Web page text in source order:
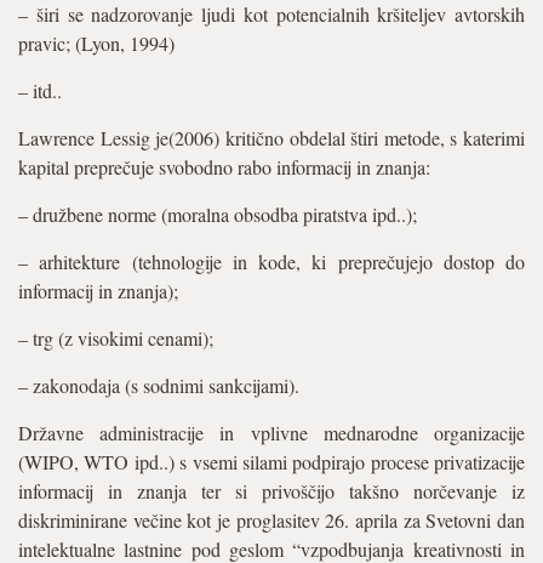
– širi se nadzorovanje ljudi kot potencialnih kršiteljev avtorskih
pravic; (Lyon, 1994)
– itd..
Lawrence Lessig je(2006) kritično obdelal štiri metode, s katerimi
kapital preprečuje svobodno rabo informacij in znanja:
– družbene norme (moralna obsodba piratstva ipd..);
– arhitekture (tehnologije in kode, ki preprečujejo dostop do
informacij in znanja);
– trg (z visokimi cenami);
– zakonodaja (s sodnimi sankcijami).
Državne administracije in vplivne mednarodne organizacije
(WIPO, WTO ipd..) s vsemi silami podpirajo procese privatizacije
informacij in znanja ter si privoščijo takšno norčevanje iz
diskriminirane večine kot je proglasitev 26. aprila za Svetovni dan
intelektualne lastnine pod geslom “vzpodbujanja kreativnosti in